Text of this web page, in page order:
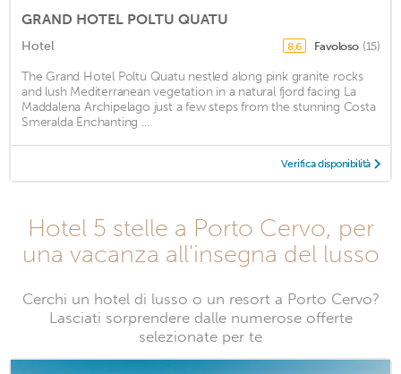
GRAND HOTEL POLTU QUATU
Hotel 8,6 Favoloso (15)
The Grand Hotel Poltu Quatu nestled along pink granite rocks
and lush Mediterranean vegetation in a natural fjord facing La
Maddalena Archipelago just a few steps from the stunning Costa
Smeralda Enchanting ...
Verifica disponibilità
Hotel 5 stelle a Porto Cervo, per
una vacanza all'insegna del lusso
Cerchi un hotel di lusso o un resort a Porto Cervo?
Lasciati sorprendere dalle numerose offerte
selezionate per te